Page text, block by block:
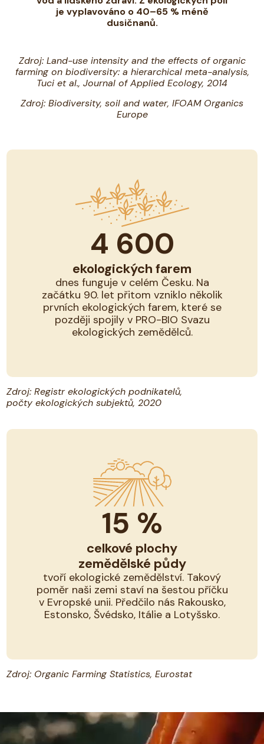
je vyplavováno o 40–65 % méně
dusičnanů.
Zdroj: Land-use intensity and the effects of organic
farming on biodiversity: a hierarchical meta-analysis,
Tuci et al., Journal of Applied Ecology, 2014
Zdroj: Biodiversity, soil and water, IFOAM Organics
Europe
4 600
ekologických farem
dnes funguje v celém Česku. Na
začátku 90. let přitom vzniklo několik
prvních ekologických farem, které se
později spojily v PRO-BIO Svazu
ekologických zemědělců.
Zdroj: Registr ekologických podnikatelů,
počty ekologických subjektů, 2020
15 %
celkové plochy
zemědělské půdy
tvoří ekologické zemědělství. Takový
poměr naši zemi staví na šestou příčku
v Evropské unii. Předčilo nás Rakousko,
Estonsko, Švédsko, Itálie a Lotyšsko.
Zdroj: Organic Farming Statistics, Eurostat